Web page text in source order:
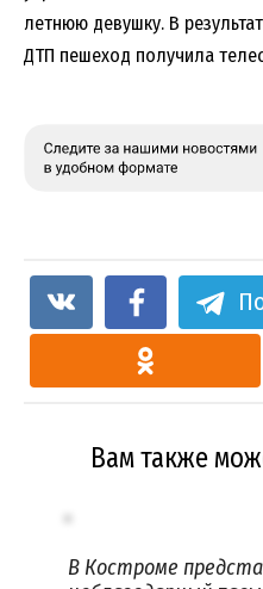
летнюю девушку. В
ДТП пешеход получила
Вам также
В Костроме